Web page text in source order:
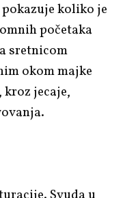
koliko je
početaka
sretnicom
okom majke
kroz jecaje,